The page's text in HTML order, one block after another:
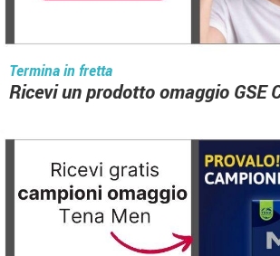
Termina in fretta
Ricevi un prodotto omaggio GSE